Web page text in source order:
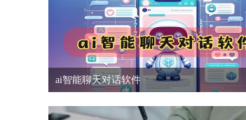
ai智能聊天对话软件